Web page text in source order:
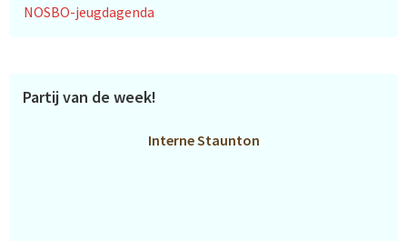
NOSBO-jeugdagenda
Partij van de week!
Interne Staunton